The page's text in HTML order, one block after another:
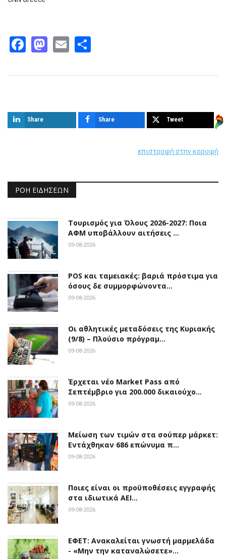
Facebook
Mastodon
Email
Share Share Tweet
επιστροφή στην κορυφή
ΡΟΉ ΕΙΔΉΣΕΩΝ
Τουρισμός για Όλους 2026-2027: Ποια
ΑΦΜ υποβάλλουν αιτήσεις …
09-08-2026
POS και ταμειακές: βαριά πρόστιμα για
όσους δε συμμορφώνοντα…
09-08-2026
Οι αθλητικές μεταδόσεις της Κυριακής
(9/8) – Πλούσιο πρόγραμ…
09-08-2026
Έρχεται νέο Market Pass από
Σεπτέμβριο για 200.000 δικαιούχο…
09-08-2026
Μείωση των τιμών στα σούπερ μάρκετ:
Εντάχθηκαν 686 επώνυμα π…
09-08-2026
Ποιες είναι οι προϋποθέσεις εγγραφής
στα ιδιωτικά ΑΕΙ…
09-08-2026
ΕΦΕΤ: Ανακαλείται γνωστή μαρμελάδα
- «Μην την καταναλώσετε»…